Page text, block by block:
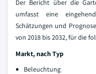
Der Bericht über die
umfasst eine
Schätzungen und
von 2018 bis 2032, für die
Markt, nach Typ
Beleuchtung